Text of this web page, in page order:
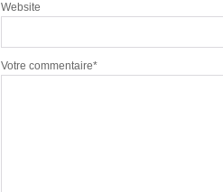
Website
Votre commentaire*